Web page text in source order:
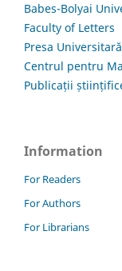
Babes-Bolyai
Faculty of Letters
Presa
Centrul pentru
Publicații
Information
For Readers
For Authors
For Librarians